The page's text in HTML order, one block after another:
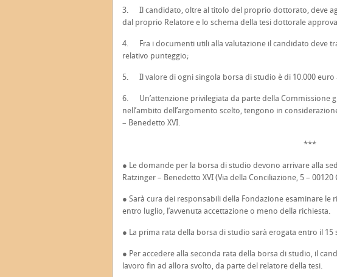
3. Il candidato, oltre al titolo del proprio dottorato, deve
dal proprio Relatore e lo schema della tesi dottorale
4. Fra i documenti utili alla valutazione il candidato deve
relativo punteggio;
5. Il valore di ogni singola borsa di studio è di 10.000 euro
6. Un’attenzione privilegiata da parte della Commissione
nell’ambito dell’argomento scelto, tengono in
– Benedetto XVI.
***
● Le domande per la borsa di studio devono arrivare alla
Ratzinger – Benedetto XVI (Via della Conciliazione, 5 –
● Sarà cura dei responsabili della Fondazione esaminare le
entro luglio, l’avvenuta accettazione o meno della richiesta.
● La prima rata della borsa di studio sarà erogata entro il 15
● Per accedere alla seconda rata della borsa di studio, il
lavoro fin ad allora svolto, da parte del relatore della tesi.